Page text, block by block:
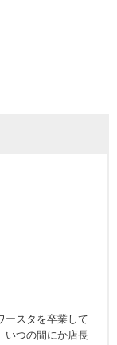
ースタを卒業して
いつの間にか店長